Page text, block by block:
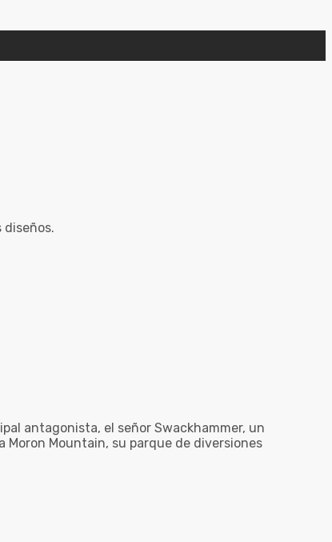
diseños.
antagonista, el señor Swackhammer, un
Mountain, su parque de diversiones